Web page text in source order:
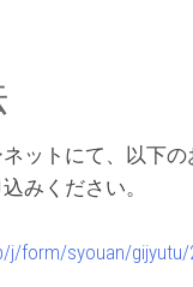
ットにて、以下
みください。
form/syouan/gijyutu/